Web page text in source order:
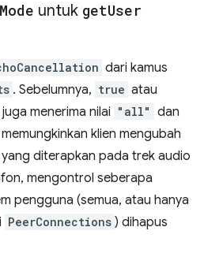
Mode untuk getUser
dari kamus
. Sebelumnya, true atau
menerima nilai "all" dan
memungkinkan klien mengubah
diterapkan pada trek audio
mengontrol seberapa
pengguna (semua, atau hanya
PeerConnections ) dihapus